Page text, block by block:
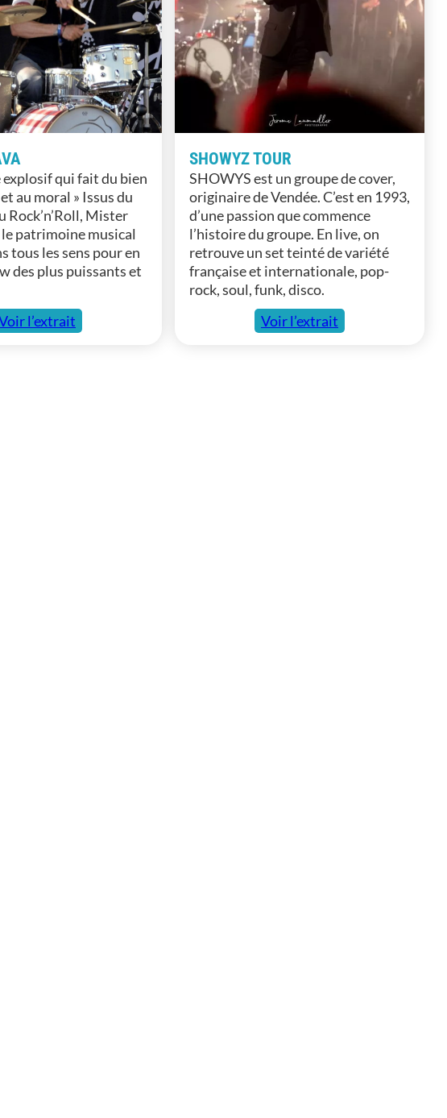
explosif qui fait du bien
au moral » Issus du
Rock’n’Roll, Mister
patrimoine musical
tous les sens pour en
des plus puissants et
l’extrait
SHOWYZ TOUR
SHOWYS est un groupe de cover,
originaire de Vendée. C’est en 1993,
d’une passion que commence
l’histoire du groupe. En live, on
retrouve un set teinté de variété
française et internationale, pop-
rock, soul, funk, disco.
Voir l’extrait